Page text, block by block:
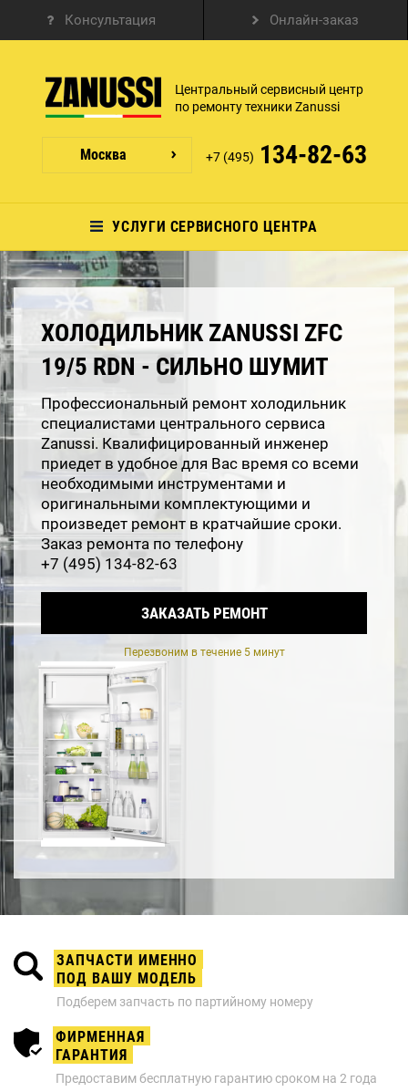
Консультация Онлайн-заказ
Центральный сервисный центр
по ремонту техники Zanussi
Москва +7 (495) 134-82-63
УСЛУГИ СЕРВИСНОГО ЦЕНТРА
ХОЛОДИЛЬНИК ZANUSSI ZFC
19/5 RDN - СИЛЬНО ШУМИТ
Профессиональный ремонт холодильник
специалистами центрального сервиса
Zanussi. Квалифицированный инженер
приедет в удобное для Вас время со всеми
необходимыми инструментами и
оригинальными комплектующими и
произведет ремонт в кратчайшие сроки.
Заказ ремонта по телефону
+7 (495) 134-82-63
ЗАКАЗАТЬ РЕМОНТ
Перезвоним в течение 5 минут
ЗАПЧАСТИ ИМЕННО
ПОД ВАШУ МОДЕЛЬ
Подберем запчасть по партийному номеру
ФИРМЕННАЯ
ГАРАНТИЯ
Предоставим бесплатную гарантию сроком на 2 года